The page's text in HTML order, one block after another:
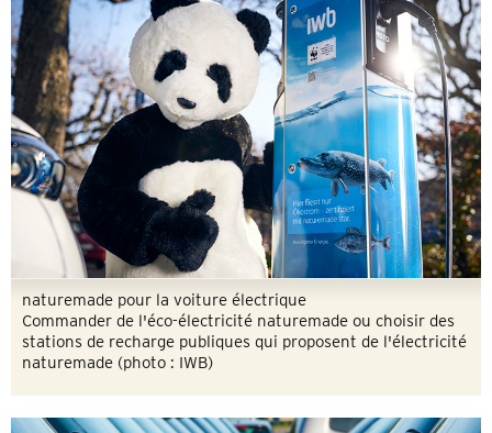
naturemade pour la voiture électrique
Commander de l'éco-électricité naturemade ou choisir des
stations de recharge publiques qui proposent de l'électricité
naturemade (photo : IWB)